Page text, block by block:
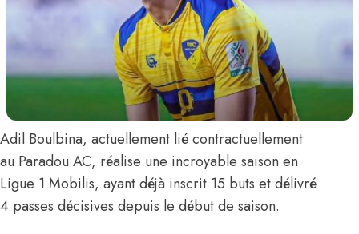
Adil Boulbina, actuellement lié contractuellement
au Paradou AC, réalise une incroyable saison en
Ligue 1 Mobilis, ayant déjà inscrit 15 buts et délivré
4 passes décisives depuis le début de saison.